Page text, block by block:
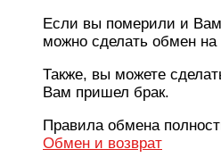
Если вы померили и
можно сделать обмен
Также, вы можете
Вам пришел брак.
Правила обмена
Обмен и возврат